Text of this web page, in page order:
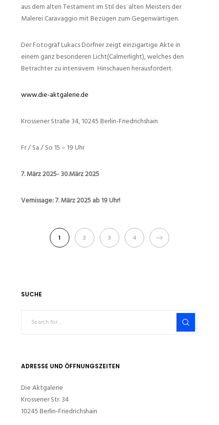
aus dem alten Testament im Stil des alten Meisters der
Malerei Caravaggio mit Bezügen zum Gegenwärtigen.
Der Fotograf Lukacs Dörfner zeigt einzigartige Akte in
einem ganz besonderen Licht(Calmerlight), welches den
Betrachter zu intensivem Hinschauen herausfordert.
www.die-aktgalerie.de
Krossener Straße 34, 10245 Berlin-Friedrichshain
Fr / Sa / So 15 – 19 Uhr
7. März 2025- 30.März 2025
Vernissage: 7. März 2025 ab 19 Uhr!
1 2 3 4 NEXT
SUCHE
ADRESSE UND ÖFFNUNGSZEITEN
Die Aktgalerie
Krossener Str. 34
10245 Berlin-Friedrichshain